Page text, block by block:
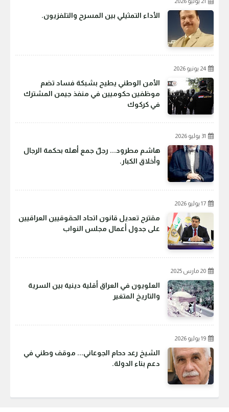
الأداء التمثيلي بين المسرح والتلفزيون.
24 يونيو 2026
الأمن الوطني يطيح بشبكة فساد تضم
موظفين حكوميين في منفذ جيمن المشترك
في كركوك
31 يوليو 2026
هاشم مطرود... رجلٌ جمع أهله بحكمة الرجال
وأخلاق الكبار.
17 يوليو 2026
مقترح تعديل قانون اتحاد الحقوقيين العراقيين
على جدول أعمال مجلس النواب
20 مارس 2025
العلويون في العراق أقلية دينية بين السرية
والتاريخ المتغير
19 يوليو 2026
الشيخ رعد دحام الجوعاني... موقف وطني في
دعم بناء الدولة.